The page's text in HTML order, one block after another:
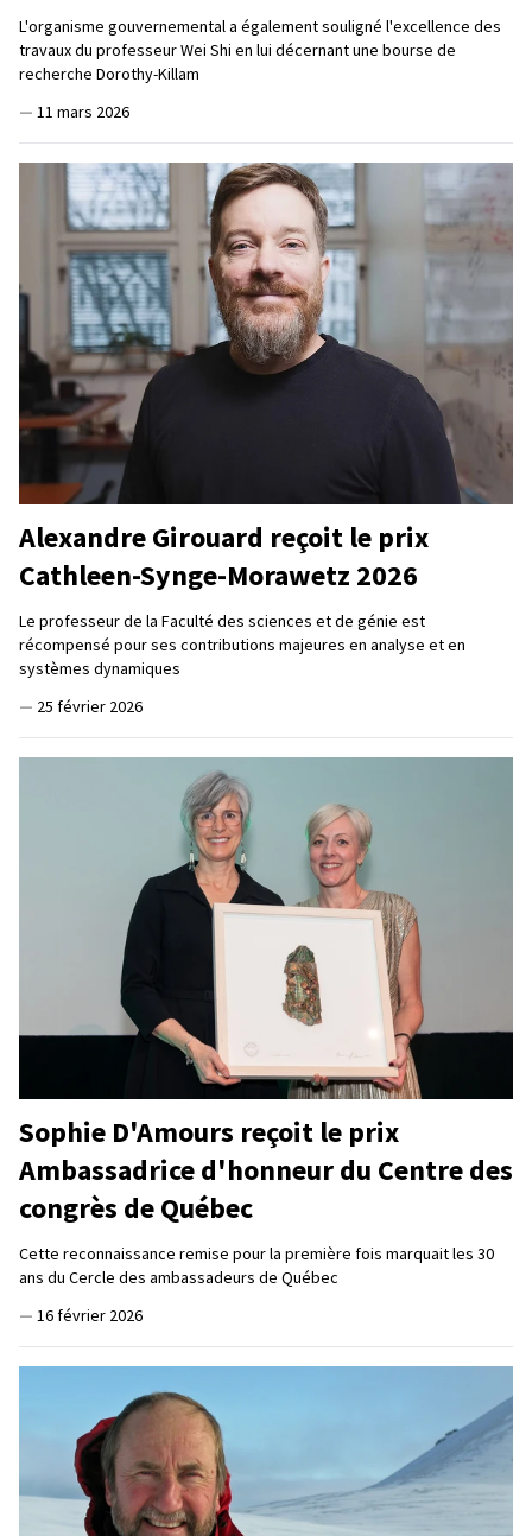
L'organisme gouvernemental a également souligné l'excellence des
travaux du professeur Wei Shi en lui décernant une bourse de
recherche Dorothy-Killam
— 11 mars 2026
Alexandre Girouard reçoit le prix
Cathleen-Synge-Morawetz 2026
Le professeur de la Faculté des sciences et de génie est
récompensé pour ses contributions majeures en analyse et en
systèmes dynamiques
— 25 février 2026
Sophie D'Amours reçoit le prix
Ambassadrice d'honneur du Centre des
congrès de Québec
Cette reconnaissance remise pour la première fois marquait les 30
ans du Cercle des ambassadeurs de Québec
— 16 février 2026